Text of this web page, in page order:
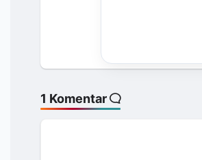
1 Komentar